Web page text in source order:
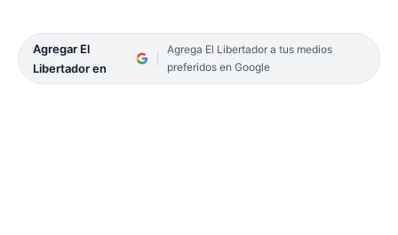
Agregar El
Libertador en
Agrega El Libertador a tus medios
preferidos en Google